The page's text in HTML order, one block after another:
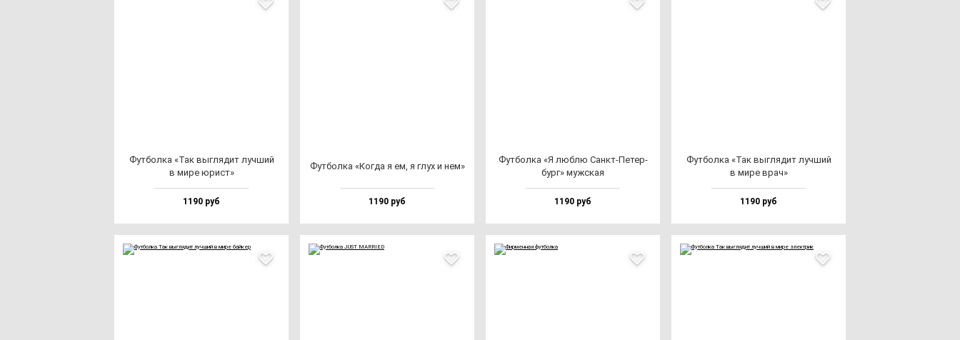
Фут­бол­ка «Так выг­ля­дит луч­ший
в ми­ре юрист»
1190 руб
Фут­бол­ка «Ког­да я ем, я глух и нем»
1190 руб
Фут­бол­ка «Я люб­лю Санкт-Петер­
бург» муж­ская
1190 руб
Фут­бол­ка «Так выг­ля­дит луч­ший
в ми­ре врач»
1190 руб